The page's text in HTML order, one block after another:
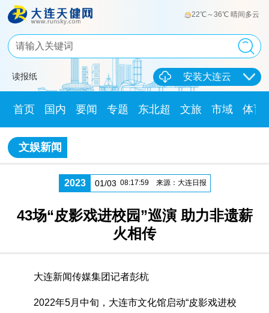
22℃～36℃ 晴间多云
读报纸 安装大连云
首页 国内 要闻 专题 东北超 文旅 市域 体育
文娱新闻
2023 01/03 08:17:59 来源：大连日报
43场“皮影戏进校园”巡演 助力非遗薪
火相传
大连新闻传媒集团记者彭杭
2022年5月中旬，大连市文化馆启动“皮影戏进校